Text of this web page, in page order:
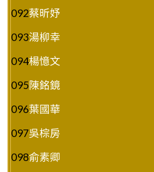
092蔡昕妤
093湯柳幸
094楊憶文
095陳銘鏡
096葉國華
097吳棕房
098俞素卿